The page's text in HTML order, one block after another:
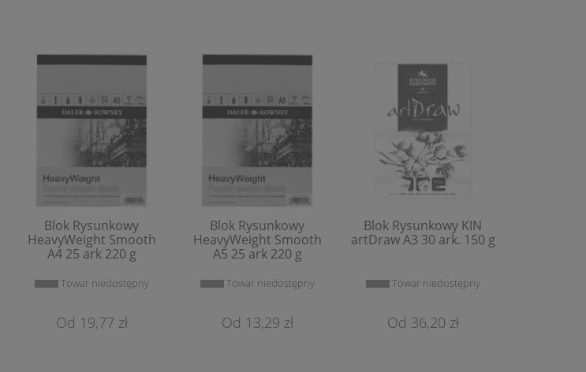
Pastele Olejne Renesans
Pędzel Syntetyczny
(Płaskie)
Blok Rysunkowy
HeavyWeight Smooth
A4 25 ark 220 g
Towar niedostępny
19,77 zł
Blok Rysunkowy
HeavyWeight Smooth
A5 25 ark 220 g
Towar niedostępny
13,29 zł
Blok Rysunkowy KIN
artDraw A3 30 ark. 150 g
Towar niedostępny
36,20 zł